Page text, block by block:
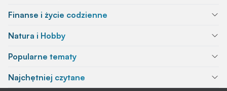
Finanse i życie codzienne
Natura i Hobby
Popularne tematy
Najchętniej czytane